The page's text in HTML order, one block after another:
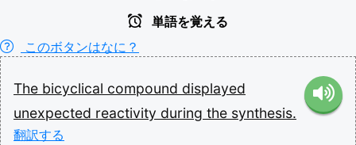
単語を覚える
このボタンはなに？
The bicyclical compound displayed
unexpected reactivity during the synthesis.
翻訳する